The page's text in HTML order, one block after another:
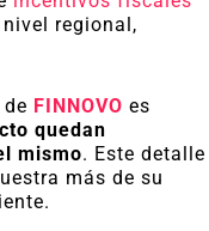
regional,
FINNOVO es
quedan
mismo. Este detalle
más de su